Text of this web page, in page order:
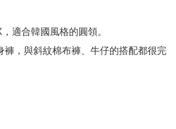
適合韓國風格的圓領。
褲，與斜紋棉布褲、牛仔的搭配都很完